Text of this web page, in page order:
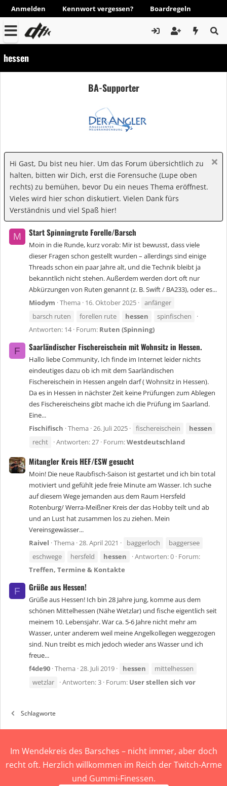
Anmelden Kennwort vergessen? Boardregeln
hessen
BA-Supporter
Hi Gast, Du bist neu hier. Um das Forum übersichtlich zu
halten, bitten wir Dich, erst die Forensuche (Lupe oben
rechts) zu bemühen, bevor Du ein neues Thema eröffnest.
Vieles wird hier schon diskutiert. Vielen Dank fürs
Verständnis und viel Spaß hier!
M Start Spinningrute Forelle/Barsch
Moin in die Runde, kurz vorab: Mir ist bewusst, dass viele
dieser Fragen schon gestellt wurden – allerdings sind einige
Threads schon ein paar Jahre alt, und die Technik bleibt ja
bekanntlich nicht stehen. Außerdem werden dort oft nur
Abkürzungen von Ruten genannt (z. B. Swift / BA233), oder es...
Miodym Thema 16. Oktober 2025
anfänger
barsch ruten
forellen rute hessen
spinfischen
Antworten: 14 Forum: Ruten (Spinning)
F Saarländischer Fischereischein mit Wohnsitz in Hessen.
Hallo liebe Community, Ich finde im Internet leider nichts
eindeutiges dazu ob ich mit dem Saarländischen
Fischereischein in Hessen angeln darf ( Wohnsitz in Hessen).
Da es in Hessen in nächster Zeit keine Prüfungen zum Ablegen
des Fischereischeins gibt mache ich die Prüfung im Saarland.
Eine...
Fischifisch Thema 26. Juli 2025 fischereischein
hessen
recht
Antworten: 27 Forum:Westdeutschland
Mitangler Kreis HEF/ESW gesucht
Moin! Die neue Raubfisch-Saison ist gestartet und ich bin total
motiviert und gefühlt jede freie Minute am Wasser. Ich suche
auf diesem Wege jemanden aus dem Raum Hersfeld
Rotenburg/ Werra-Meißner Kreis der das Hobby teilt und ab
und an Lust hat zusammen los zu ziehen. Mein
Vereinsgewässer...
Raivel Thema 28. April 2021 baggerloch
baggersee
eschwege
hersfeld hessen Antworten: 0 Forum:
Treffen, Termine & Kontakte
F Grüße aus Hessen!
Grüße aus Hessen! Ich bin 28 Jahre jung, komme aus dem
schönen Mittelhessen (Nähe Wetzlar) und fische eigentlich seit
meinem 10. Lebensjahr. War ca. 5-6 Jahre nicht mehr am
Wasser, unter anderem weil meine Angelkollegen weggezogen
sind. Nun treibt es mich jedoch wieder ans Wasser und ich
freue...
f4de90 Thema 28. Juli 2019 hessen
mittelhessen
wetzlar
Antworten: 3 Forum: User stellen sich vor
Schlagworte
Im Wendekreis des Barsches – nicht immer, aber doch
recht oft. Herzlich willkommen im Reich der Twitch-Arme
und Gummi-Finessen.